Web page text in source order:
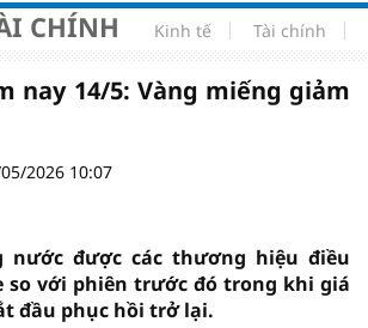
CHÍNH Kinh tế Tài chính
nay 14/5: Vàng miếng giảm
2026 10:07
nước được các thương hiệu điều
so với phiên trước đó trong khi giá
đầu phục hồi trở lại.